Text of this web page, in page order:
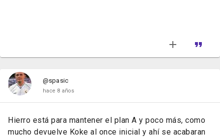
@spasic
hace 8 años
Hierro está para mantener el plan A y poco más, como
mucho devuelve Koke al once inicial y ahí se acabaran